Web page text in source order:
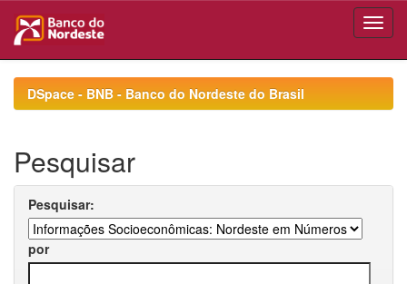
navigationDSpace - BNB - Banco do Nordeste do Brasil
Pesquisar
Pesquisar:
por